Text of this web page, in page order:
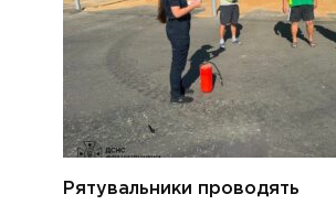
Рятувальники проводять